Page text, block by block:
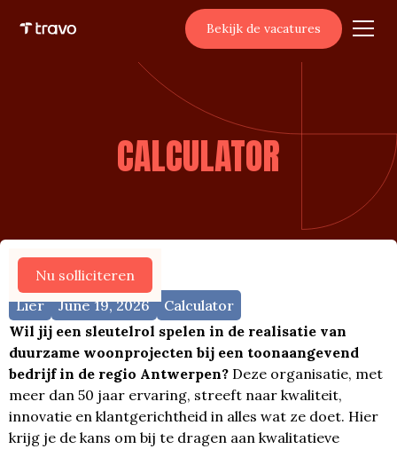
Bekijk de vacatures
CALCULATOR
Meer vacatures
Lier June 19, 2026
Calculator
Wil jij een sleutelrol spelen in de realisatie van
duurzame woonprojecten bij een toonaangevend
bedrijf in de regio Antwerpen? Deze organisatie, met
meer dan 50 jaar ervaring, streeft naar kwaliteit,
innovatie en klantgerichtheid in alles wat ze doet. Hier
krijg je de kans om bij te dragen aan kwalitatieve
Nu solliciteren